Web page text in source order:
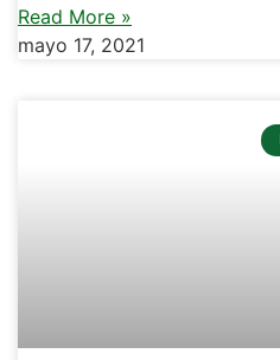
Read More »
mayo 17, 2021